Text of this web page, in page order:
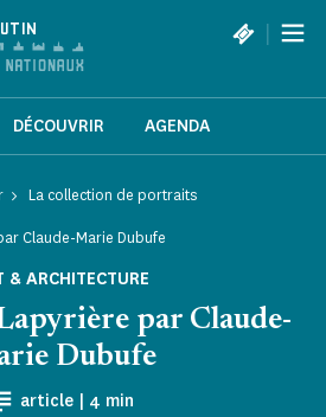
|
DÉCOUVRIR AGENDA
La collection de portraits
Claude-Marie Dubufe
& ARCHITECTURE
article | Temps de Lecture
4 min
par Claude-
Dubufe